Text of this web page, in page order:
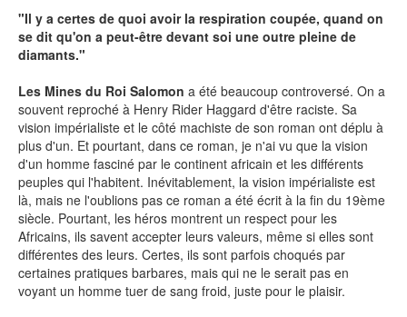
LA RÉDACTION
CONTACT
FORUM
EDITIONS ACTUSF
EMAGINAIRE
MES PREMIÈRES LECTURES
Mentions légales - Cookies - Publicités
Données personnelles - Plan du site
"Il y a certes de quoi avoir la respiration coupée, quand on
se dit qu'on a peut-être devant soi une outre pleine de
diamants."
Les Mines du Roi Salomon a été beaucoup controversé. On a
souvent reproché à Henry Rider Haggard d'être raciste. Sa
vision impérialiste et le côté machiste de son roman ont déplu à
plus d'un. Et pourtant, dans ce roman, je n'ai vu que la vision
d'un homme fasciné par le continent africain et les différents
peuples qui l'habitent. Inévitablement, la vision impérialiste est
là, mais ne l'oublions pas ce roman a été écrit à la fin du 19ème
siècle. Pourtant, les héros montrent un respect pour les
Africains, ils savent accepter leurs valeurs, même si elles sont
différentes des leurs. Certes, ils sont parfois choqués par
certaines pratiques barbares, mais qui ne le serait pas en
voyant un homme tuer de sang froid, juste pour le plaisir.